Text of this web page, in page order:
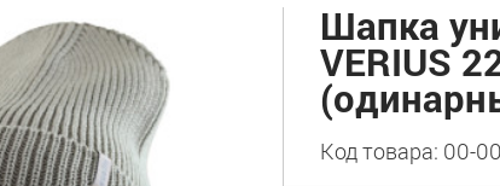
Шапка
VERIUS
Код товара: 00-